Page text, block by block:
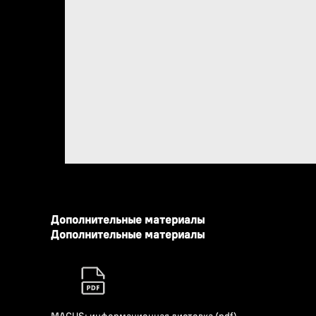
Дополнительные материалы
Дополнительные материалы